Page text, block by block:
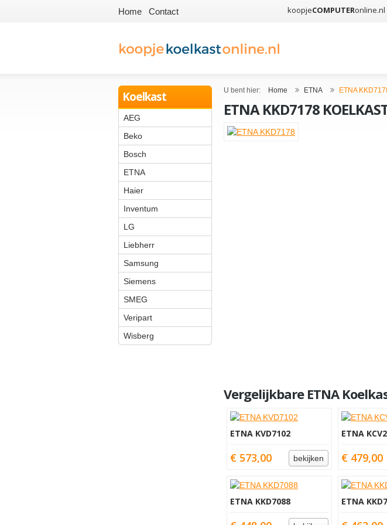
Home Contact koopjeCOMPUTERonline.nl
Koelkast
AEG
Beko
Bosch
ETNA
Haier
Inventum
LG
Liebherr
Samsung
Siemens
SMEG
Veripart
Wisberg
U bent hier: Home ETNA ETNA
ETNA KKD7178
Vergelijkbare ETNA
ETNA KVD7102
€ 573,00 bekijken
ETNA
€ 479,00
ETNA KKD7088 ETNA